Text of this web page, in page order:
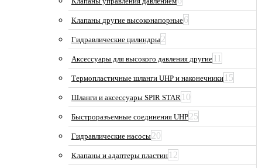
Клапаны другие высоконапорные6
Гидравлические цилиндры2
Аксессуары для высокого давления другие 11
Термопластичные шланги UHP и наконечники 15
Шланги и аксессуары SPIR STAR 10
Быстроразъемные соединения UHP25
Гидравлические насосы20
Клапаны и адаптеры пластин 12